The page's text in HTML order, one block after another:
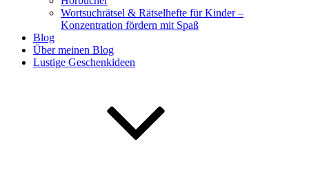
Wortsuchrätsel & Rätselhefte für Kinder –
Konzentration fördern mit Spaß
Blog
Über meinen Blog
Lustige Geschenkideen